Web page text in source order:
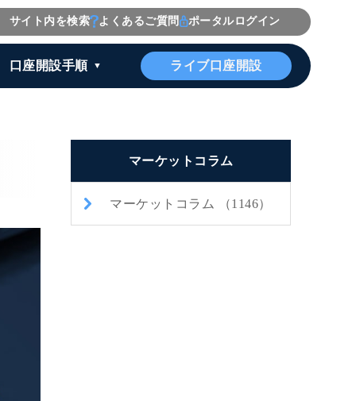
サイト内を検索 よくあるご質問 ポータルログイン
口座開設手順 ライブ口座開設
マーケットコラム
マーケットコラム （1146）